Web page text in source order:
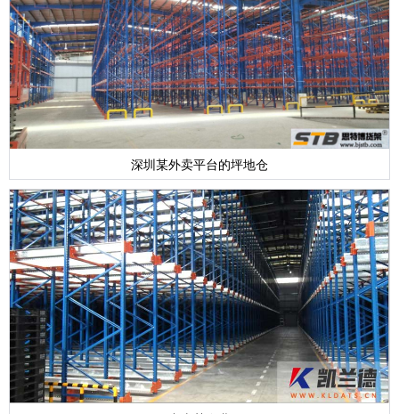
深圳某外卖平台的坪地仓